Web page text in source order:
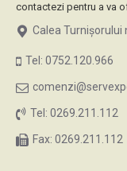
contactezi pentru a va
Calea Turnișorului
Tel: 0752.120.966
Tel: 0269.211.112
Fax: 0269.211.112